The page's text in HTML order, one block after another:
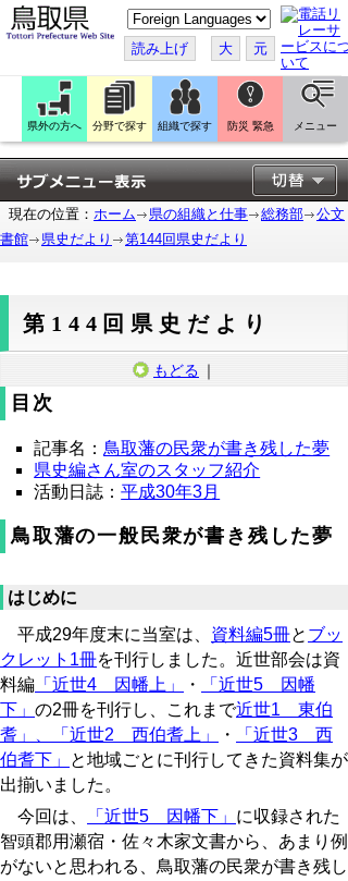
こ
の
ペ
ー
ジ
翻
訳
す
る
読み上げ 大 元
県外の方へ 分野で探す 組織で探す 防災 緊急 メニュー
現在の位置： ホーム 県の組織と仕事 総務部
公文
書館
県史だより 第144回県史だより
第144回県史だより
もどる ｜
目次
記事名： 鳥取藩の民衆が書き残した夢
県史編さん室のスタッフ紹介
活動日誌：平成30年3月
鳥取藩の一般民衆が書き残した夢
はじめに
平成29年度末に当室は、 資料編5冊と ブッ
クレット1冊を刊行しました。近世部会は資
料編 「近世4 因幡上」 ・
「近世5 因幡
下」 の2冊を刊行し、これまで近世1 東伯
耆」、
「近世2 西伯耆上」 ・
「近世3 西
伯耆下」
と地域ごとに刊行してきた資料集が
出揃いました。
今回は、
「近世5 因幡下」 に収録された
智頭郡用瀬宿・佐々木家文書から、あまり例
がないと思われる、鳥取藩の民衆が書き残し